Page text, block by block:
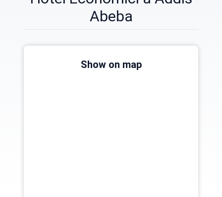
Abeba
Show on map